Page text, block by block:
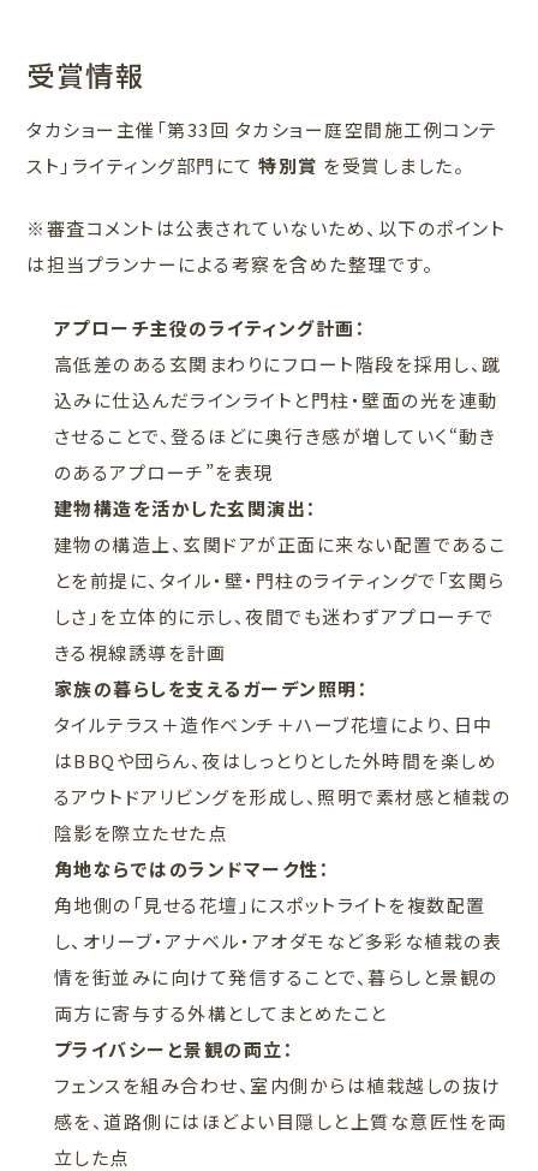
受賞情報
タカショー主催「第33回 タカショー庭空間施工例コンテ
スト」ライティング部門にて特別賞 を受賞しました。
※審査コメントは公表されていないため、以下のポイント
は担当プランナーによる考察を含めた整理です。
アプローチ主役のライティング計画：
高低差のある玄関まわりにフロート階段を採用し、蹴
込みに仕込んだラインライトと門柱・壁面の光を連動
させることで、登るほどに奥行き感が増していく“動き
のあるアプローチ”を表現
建物構造を活かした玄関演出：
建物の構造上、玄関ドアが正面に来ない配置であるこ
とを前提に、タイル・壁・門柱のライティングで「玄関ら
しさ」を立体的に示し、夜間でも迷わずアプローチで
きる視線誘導を計画
家族の暮らしを支えるガーデン照明：
タイルテラス＋造作ベンチ＋ハーブ花壇により、日中
はBBQや団らん、夜はしっとりとした外時間を楽しめ
るアウトドアリビングを形成し、照明で素材感と植栽の
陰影を際立たせた点
角地ならではのランドマーク性：
角地側の「見せる花壇」にスポットライトを複数配置
し、オリーブ・アナベル・アオダモなど多彩な植栽の表
情を街並みに向けて発信することで、暮らしと景観の
両方に寄与する外構としてまとめたこと
プライバシーと景観の両立：
フェンスを組み合わせ、室内側からは植栽越しの抜け
感を、道路側にはほどよい目隠しと上質な意匠性を両
立した点